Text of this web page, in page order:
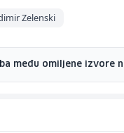
Zelenski
među omiljene izvore